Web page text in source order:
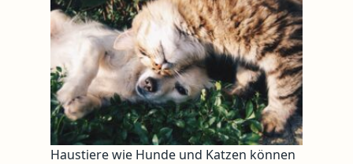
Haustiere wie Hunde und Katzen können